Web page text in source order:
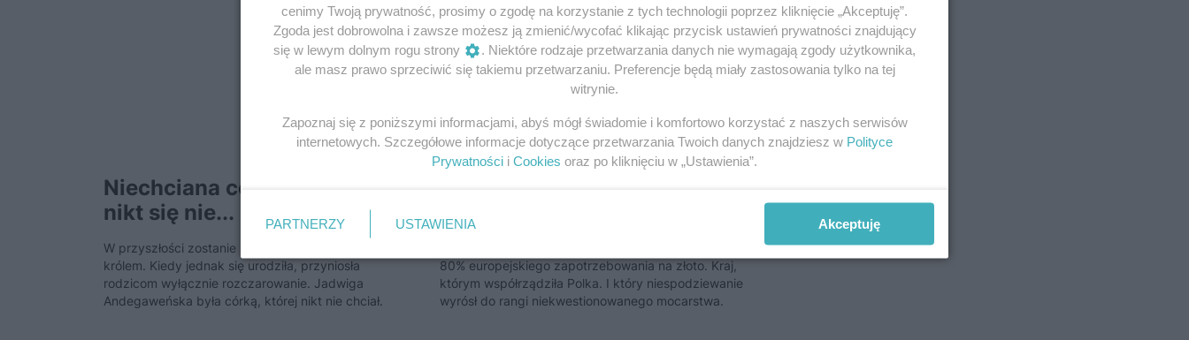
Niechciana córka. Dlaczego
nikt się nie...
W przyszłości zostanie nie tylko królową, ale wręcz
królem. Kiedy jednak się urodziła, przyniosła
rodzicom wyłącznie rozczarowanie. Jadwiga
Andegaweńska była córką, której nikt nie chciał.
wydobywano jedną...
80% europejskiego zapotrzebowania na złoto. Kraj,
którym współrządziła Polka. I który niespodziewanie
wyrósł do rangi niekwestionowanego mocarstwa.
cenimy Twoją prywatność, prosimy o zgodę na korzystanie z tych technologii poprzez kliknięcie „Akceptuję”.
Zgoda jest dobrowolna i zawsze możesz ją zmienić/wycofać klikając przycisk ustawień prywatności znajdujący
się w lewym dolnym rogu strony
. Niektóre rodzaje przetwarzania danych nie wymagają zgody użytkownika,
ale masz prawo sprzeciwić się takiemu przetwarzaniu. Preferencje będą miały zastosowania tylko na tej
witrynie.
Zapoznaj się z poniższymi informacjami, abyś mógł świadomie i komfortowo korzystać z naszych serwisów
internetowych. Szczegółowe informacje dotyczące przetwarzania Twoich danych znajdziesz w Polityce
Prywatności i Cookies oraz po kliknięciu w „Ustawienia”.
PARTNERZY USTAWIENIA Akceptuję